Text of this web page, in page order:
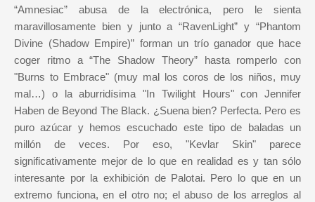
“Amnesiac” abusa de la electrónica, pero le sienta
maravillosamente bien y junto a “RavenLight” y “Phantom
Divine (Shadow Empire)” forman un trío ganador que hace
coger ritmo a “The Shadow Theory” hasta romperlo con
"Burns to Embrace" (muy mal los coros de los niños, muy
mal…) o la aburridísima "In Twilight Hours" con Jennifer
Haben de Beyond The Black. ¿Suena bien? Perfecta. Pero es
puro azúcar y hemos escuchado este tipo de baladas un
millón de veces. Por eso, "Kevlar Skin" parece
significativamente mejor de lo que en realidad es y tan sólo
interesante por la exhibición de Palotai. Pero lo que en un
extremo funciona, en el otro no; el abuso de los arreglos al